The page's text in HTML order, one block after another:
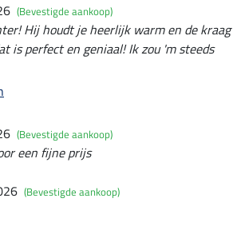
(Bevestigde aankoop)
Hij houdt je heerlijk warm en de kraag
is perfect en geniaal! Ik zou 'm steeds
(Bevestigde aankoop)
een fijne prijs
(Bevestigde aankoop)